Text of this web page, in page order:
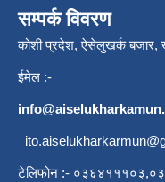
सम्पर्क विवरण
कोशी प्रदेश, ऐसेलुखर्क बजार,
ईमेल :-
टेलिफोन :-